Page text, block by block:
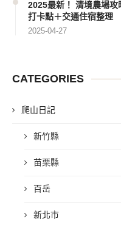
2025最新！ 清境農場
打卡點＋交通住宿整理
2025-04-27
CATEGORIES
爬山日記
新竹縣
苗栗縣
百岳
新北市